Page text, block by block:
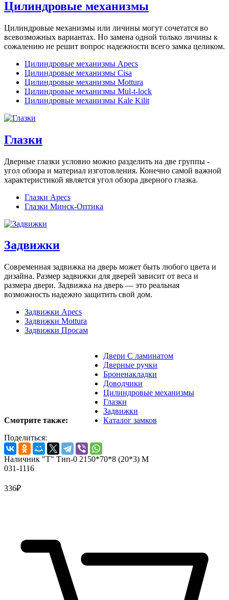
Цилиндровые механизмы
Цилиндровые механизмы или личины могут сочетатся во
всевозможных вариантах. Но замена одной только личины к
сожалению не решит вопрос надежности всего замка целиком.
Цилиндровые механизмы Apecs
Цилиндровые механизмы Cisa
Цилиндровые механизмы Mottura
Цилиндровые механизмы Mul-t-lock
Цилиндровые механизмы Kale Kilit
Глазки
Дверные глазки условно можно разделить на две группы -
угол обзора и материал изготовления. Конечно самой важной
характеристикой является угол обзора дверного глазка.
Глазки Apecs
Глазки Минск-Оптика
Задвижки
Современная задвижка на дверь может быть любого цвета и
дизайна. Размер задвижки для дверей зависит от веса и
размера двери. Задвижка на дверь — это реальная
возможность надежно защитить свой дом.
Задвижки Apecs
Задвижки Mottura
Задвижки Просам
Смотрите также:
Двери С ламинатом
Дверные ручки
Броненакладки
Доводчики
Цилиндровые механизмы
Глазки
Задвижки
Каталог замков
Поделиться:
Наличник "Т" Тип-0 2150*70*8 (20*3) M
031-1116
336₽